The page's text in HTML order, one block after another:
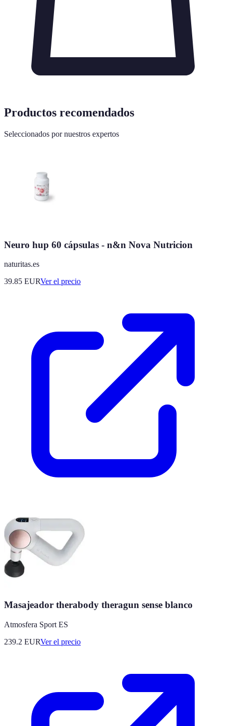
Productos recomendados
Seleccionados por nuestros expertos
Neuro hup 60 cápsulas - n&n Nova Nutricion
naturitas.es
39.85 EURVer el precio
Masajeador therabody theragun sense blanco
Atmosfera Sport ES
239.2 EURVer el precio